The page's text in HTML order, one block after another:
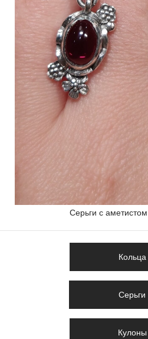
Серьги с аметистом
Кольца
Серьги
Кулоны